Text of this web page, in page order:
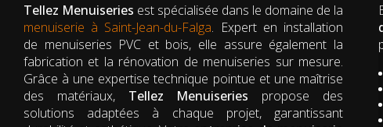
Tellez Menuiseries est spécialisée dans le domaine de la
menuiserie à Saint-Jean-du-Falga. Expert en installation
de menuiseries PVC et bois, elle assure également la
fabrication et la rénovation de menuiseries sur mesure.
Grâce à une expertise technique pointue et une maîtrise
des matériaux, Tellez Menuiseries propose des
solutions adaptées à chaque projet, garantissant